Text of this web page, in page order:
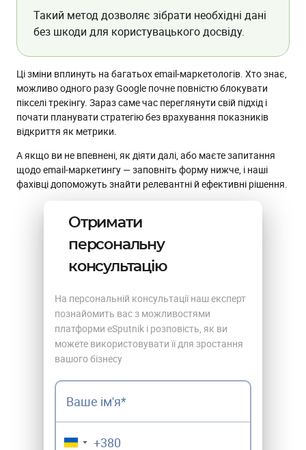
Такий метод дозволяє зібрати необхідні дані
без шкоди для користувацького досвіду.
Ці зміни вплинуть на багатьох email-маркетологів. Хто знає,
можливо одного разу Google почне повністю блокувати
пікселі трекінгу. Зараз саме час переглянути свій підхід і
почати планувати стратегію без врахування показників
відкриття як метрики.
А якщо ви не впевнені, як діяти далі, або маєте запитання
щодо email-маркетингу — заповніть форму нижче, і наші
фахівці допоможуть знайти релевантні й ефективні рішення.
Отримати
персональну
консультацію
На персональній консультації наш експерт
познайомить вас з можливостями
платформи eSputnik і розповість, як ви
можете використовувати її для зростання
вашого бізнесу
▼